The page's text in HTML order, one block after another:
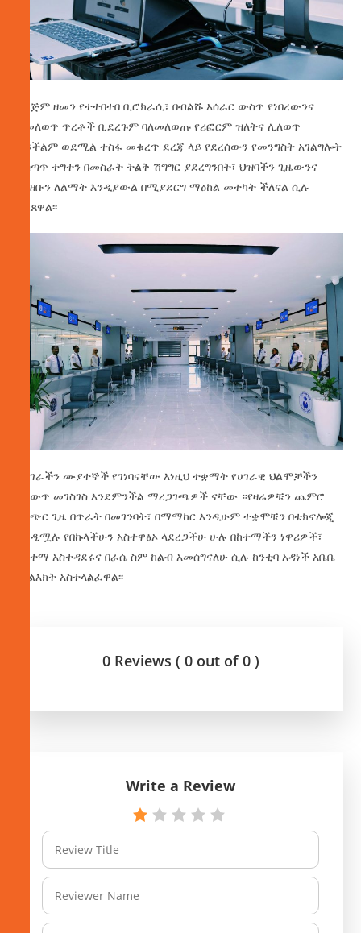
ለረጅም ዘመን የተተበተበ ቢሮክራሲ፣ በብልሹ አሰራር ውስጥ የነበረውንና
ለመለወጥ ጥረቶች ቢደረጉም ባለመለወጡ የሪፎርም ዝለትና ሊለወጥ
አይችልም ወደሚል ተስፋ መቁረጥ ደረጃ ላይ የደረሰውን የመንግስት አገልግሎት
አሰጣጥ ተግተን በመስራት ትልቅ ሽግግር ያደረግንበት፣ ህዝባችን ጊዜውንና
ገንዘቡን ለልማት እንዲያውል በሚያደርግ ማዕከል መተካት ችለናል ሲሉ
ገልጸዋል፡፡
በሀገራችን ሙያተኞች የገነባናቸው እነዚህ ተቋማት የሀገራዊ ህልሞቻችን
በለውጥ መገስገስ እንደምንችል ማረጋገጫዎች ናቸው ።የዛሬዎቹን ጨምሮ
በአጭር ጊዜ በጥራት በመገንባት፣ በማማከር እንዲሁም ተቋሞቹን በቴክኖሎጂ
እንዲሟሉ የበኩላችሁን አስተዋፅኦ ላደረጋችሁ ሁሉ በከተማችን ነዋሪዎች፣
በከተማ አስተዳደሩና በራሴ ስም ከልብ አመሰግናለሁ ሲሉ ከንቲባ አዳነች አቤቤ
መልእክት አስተላልፈዋል፡፡
0 Reviews ( 0 out of 0 )
Write a Review